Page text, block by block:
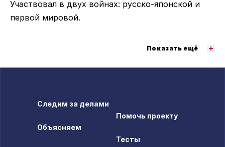
Участвовал в двух войнах: русско-японской и
первой мировой.
Показать ещё
Следим за делами
Объясняем
Помочь проекту
Тесты